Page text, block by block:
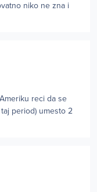
niko ne zna i
reci da se
period) umesto 2